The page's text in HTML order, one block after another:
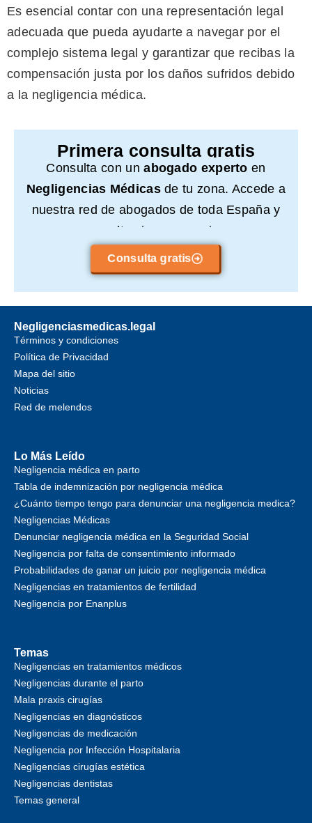
Es esencial contar con una representación legal
adecuada que pueda ayudarte a navegar por el
complejo sistema legal y garantizar que recibas la
compensación justa por los daños sufridos debido
a la negligencia médica.
Primera consulta gratis
Consulta con unabogado experto en
Negligencias Médicasde tu zona. Accede a
nuestra red de abogados de toda España y
consulta sin compromiso.
Consulta gratis
Negligenciasmedicas.legal
Términos y condiciones
Política de Privacidad
Mapa del sitio
Noticias
Red de melendos
Lo Más Leído
Negligencia médica en parto
Tabla de indemnización por negligencia médica
¿Cuánto tiempo tengo para denunciar una negligencia medica?
Negligencias Médicas
Denunciar negligencia médica en la Seguridad Social
Negligencia por falta de consentimiento informado
Probabilidades de ganar un juicio por negligencia médica
Negligencias en tratamientos de fertilidad
Negligencia por Enanplus
Temas
Negligencias en tratamientos médicos
Negligencias durante el parto
Mala praxis cirugías
Negligencias en diagnósticos
Negligencias de medicación
Negligencia por Infección Hospitalaria
Negligencias cirugías estética
Negligencias dentistas
Temas general